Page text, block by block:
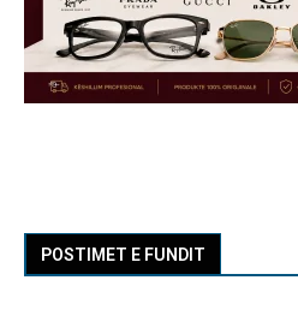
POSTIMET E FUNDIT